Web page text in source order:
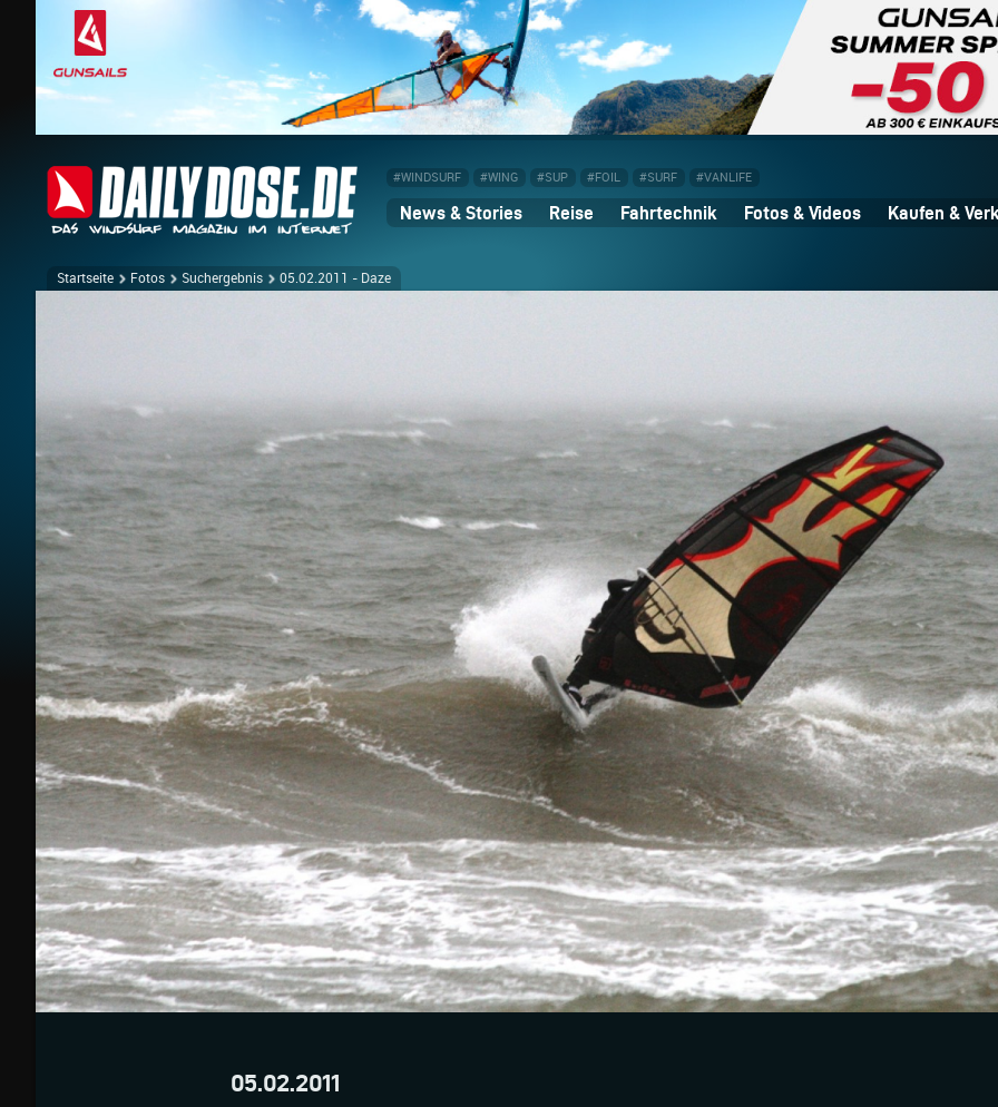
#WINDSURF #WING #SUP #FOIL #SURF #VANLIFE
News & Stories Reise Fahrtechnik Fotos & Videos Kaufen &
Startseite Fotos Suchergebnis 05.02.2011 - Daze
05.02.2011